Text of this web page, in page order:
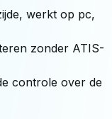
werkt op pc,
zonder ATIS-
controle over de